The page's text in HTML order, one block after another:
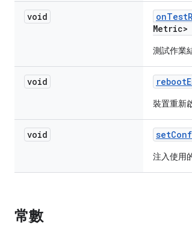
void onTest
Metric>
測試作業
void reboot
裝置重新
void set
注入使用
常數